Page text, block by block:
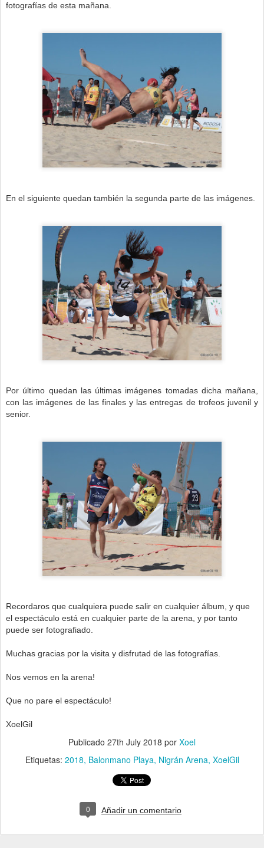
fotografías de esta mañana.
En el siguiente quedan también la segunda parte de las imágenes.
Por último quedan las últimas imágenes tomadas dicha mañana,
con las imágenes de las finales y las entregas de trofeos juvenil y
senior.
Recordaros que cualquiera puede salir en cualquier álbum, y que
el espectáculo está en cualquier parte de la arena, y por tanto
puede ser fotografiado.
Muchas gracias por la visita y disfrutad de las fotografías.
Nos vemos en la arena!
Que no pare el espectáculo!
XoelGil
Publicado 27th July 2018 por Xoel
Etiquetas: 2018 Balonmano Playa Nigrán Arena XoelGil
0 Añadir un comentario